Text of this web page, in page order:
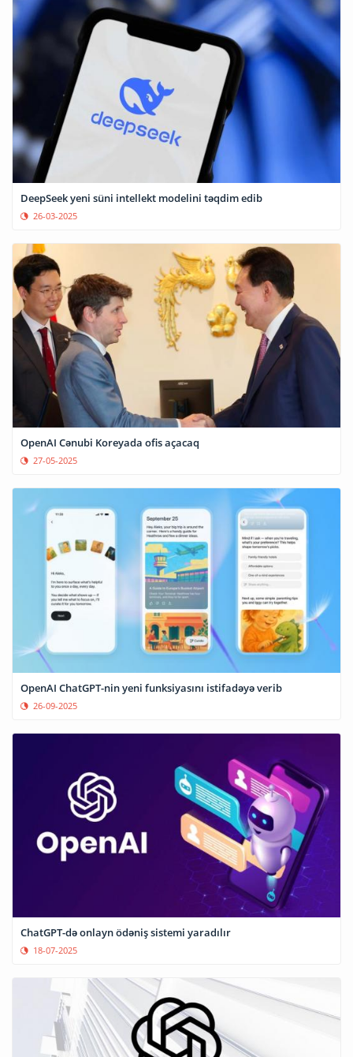
DeepSeek yeni süni intellekt modelini təqdim edib
26-03-2025
OpenAI Cənubi Koreyada ofis açacaq
27-05-2025
OpenAI ChatGPT-nin yeni funksiyasını istifadəyə verib
26-09-2025
ChatGPT-də onlayn ödəniş sistemi yaradılır
18-07-2025